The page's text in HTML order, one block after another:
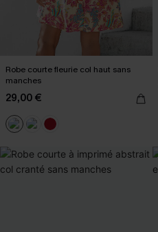
Robe courte fleurie col haut sans
manches
29,00 €